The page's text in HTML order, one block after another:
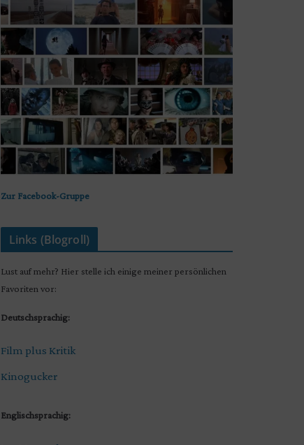
Zur Facebook-Gruppe
Links (Blogroll)
Lust auf mehr? Hier stelle ich einige meiner persönlichen
Favoriten vor:
Deutschsprachig:
Film plus Kritik
Kinogucker
Englischsprachig: